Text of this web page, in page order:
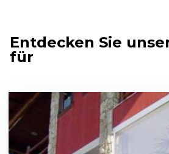
Entdecken Sie
für